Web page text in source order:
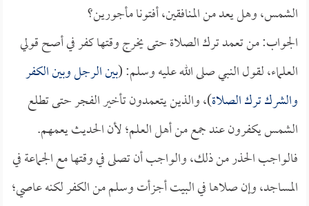
الشمس، وهل يعد من المنافقين، أفتونا مأجورين؟
الجواب: من تعمد ترك الصلاة حتى يخرج وقتها كفر في أصح قولي
العلماء، لقول النبي صلى الله عليه وسلم: (بين الرجل وبين الكفر
والشرك ترك الصلاة)، والذين يتعمدون تأخير الفجر حتى تطلع
الشمس يكفرون عند جمع من أهل العلم؛ لأن الحديث يعمهم.
فالواجب الحذر من ذلك، والواجب أن تصلى في وقتها مع الجماعة في
المساجد، وإن صلاها في البيت أجزأت وسلم من الكفر لكنه عاصي؛